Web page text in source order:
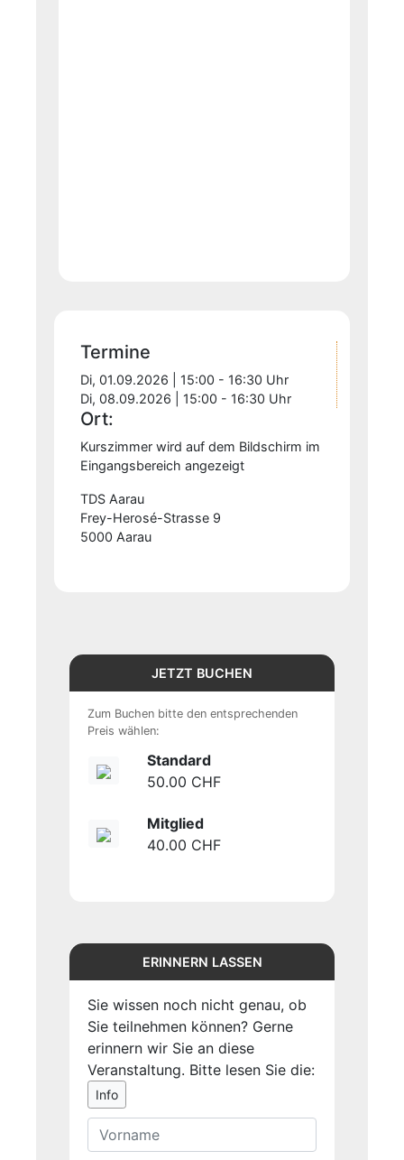
Termine
Di, 01.09.2026 | 15:00 - 16:30 Uhr
Di, 08.09.2026 | 15:00 - 16:30 Uhr
Ort:
Kurszimmer wird auf dem Bildschirm im
Eingangsbereich angezeigt
TDS Aarau
Frey-Herosé-Strasse 9
5000 Aarau
JETZT BUCHEN
Zum Buchen bitte den entsprechenden
Preis wählen:
Standard
50.00 CHF
Mitglied
40.00 CHF
ERINNERN LASSEN
Sie wissen noch nicht genau, ob
Sie teilnehmen können? Gerne
erinnern wir Sie an diese
Veranstaltung. Bitte lesen Sie die:
Info